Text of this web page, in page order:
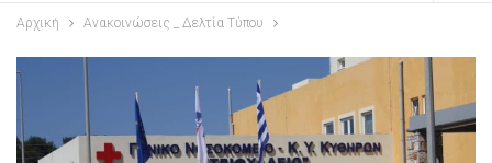
Αρχική Ανακοινώσεις _ Δελτία Τύπου